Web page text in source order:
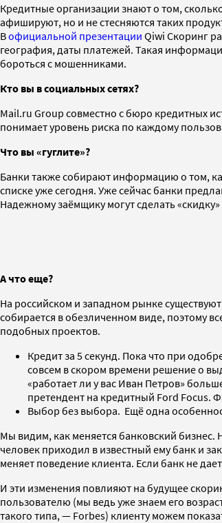
Кредитные организации знают о том,
афишируют, но и не стесняются таких
Вофициальной презентации Qiwi Скоринг
география, даты платежей. Такая
бороться с мошенниками.
Кто вы в социальных сетях?
Mail.ru Group совместно с бюро кредитных
понимает уровень риска по каждому
Что вы «гуглите»?
Банки также собирают информацию о том,
списке уже сегодня. Уже сейчас банки
Надежному заёмщику могут сделать
А что еще?
На российском и западном рынке
собирается в обезличенном виде, поэтому
подобных проектов.
Кредит за 5 секунд. Пока что при
совсем в скором времени решение о
«работает ли у вас Иван Петров»
претендент на кредитный Ford Focus.
Выбор без выбора. Ещё одна
Мы видим, как меняется банковский
человек приходил в известный ему банк и
меняет поведение клиента. Если банк не
И эти изменения повлияют на будущее
пользователю (мы ведь уже знаем его
такого типа, — Forbes) клиенту можем